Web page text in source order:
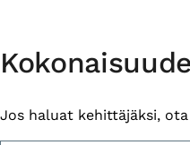
tabs
Jos haluat kehittäjäksi,